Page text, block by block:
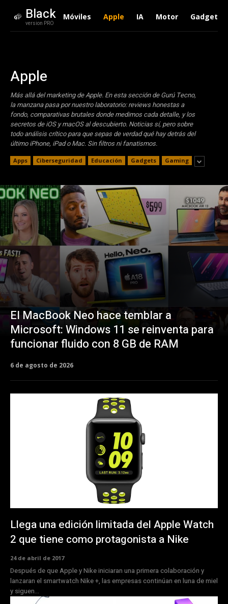
Black
version PRO
Móviles Apple IA Motor Gadgets
Apple
Más allá del marketing de Apple. En esta sección de Gurú Tecno,
la manzana pasa por nuestro laboratorio: reviews honestas a
fondo, comparativas brutales donde medimos cada detalle, y los
secretos de iOS y macOS al descubierto. Noticias sí, pero sobre
todo análisis crítico para que sepas de verdad qué hay detrás del
último iPhone, iPad o Mac. Sin filtros ni fanatismos.
Apps Ciberseguridad Educación Gadgets Gaming
El MacBook Neo hace temblar a
Microsoft: Windows 11 se reinventa para
funcionar fluido con 8 GB de RAM
6 de agosto de 2026
Llega una edición limitada del Apple Watch
2 que tiene como protagonista a Nike
24 de abril de 2017
Después de que Apple y Nike iniciaran una primera colaboración y
lanzaran el smartwatch Nike +, las empresas continúan en luna de miel
y siguen...